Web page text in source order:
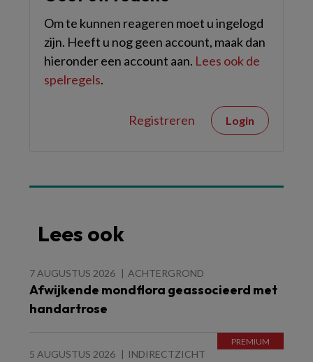
Om te kunnen reageren moet u ingelogd
zijn. Heeft u nog geen account, maak dan
hieronder een account aan. Lees ook de
spelregels.
Registreren Login
Lees ook
7 AUGUSTUS 2026 ACHTERGROND
Afwijkende mondflora geassocieerd met
handartrose
5 AUGUSTUS 2026 INDIRECTZICHT